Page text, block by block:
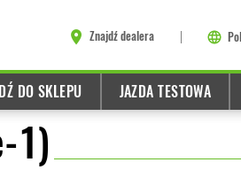
Znajdź dealera
DO SKLEPU JAZDA TESTOWA
1)